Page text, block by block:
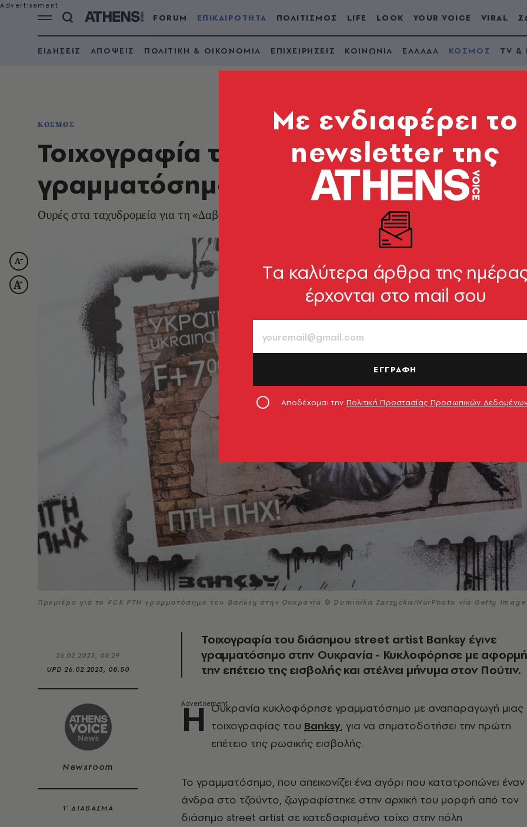
FORUM ΕΠΙΚΑΙΡΟΤΗΤΑ ΠΟΛΙΤΙΣΜΟΣ LIFE LOOK YOUR VOICE VIRAL
ΕΙΔΗΣΕΙΣ ΑΠΟΨΕΙΣ ΠΟΛΙΤΙΚΗ & ΟΙΚΟΝΟΜΙΑ ΕΠΙΧΕΙΡΗΣΕΙΣ ΚΟΙΝΩΝΙΑ ΕΛΛΑΔΑ ΚΟΣΜΟΣ TV &
ΚΟΣΜΟΣ
Τοιχογραφία του Banksy έγινε
γραμματόσημο στην Ουκρανία
Ουρές στα ταχυδρομεία για τη «Δαβίδ εναντίον Γολιάθ» επετειακή κυκλοφορία
Πρεμιέρα για το FCK PTN γραμματόσημο του Banksy στην Ουκρανία © Dominika Zarzycka/NurPhoto via Getty
26.02.2023, 08:29
UPD26.02.2023, 08:50
Newsroom
1’ ΔΙΑΒΑΣΜΑ
Τοιχογραφία του διάσημου street artist Banksy έγινε
γραμματόσημο στην Ουκρανία - Κυκλοφόρησε με
την επέτειο της εισβολής και στέλνει μήνυμα στον Πούτιν.
Η Ουκρανία κυκλοφόρησε γραμματόσημο με αναπαραγωγή μιας
τοιχογραφίας του Banksy, για να σηματοδοτήσει την πρώτη
επέτειο της ρωσικής εισβολής.
Το γραμματόσημο, που απεικονίζει ένα αγόρι που κατατροπώνει έναν
άνδρα στο τζούντο, ζωγραφίστηκε στην αρχική του μορφή από τον
διάσημο street artist σε κατεδαφισμένο τοίχο στην πόλη
Mε ενδιαφέρει το
newsletter της
Tα καλύτερα άρθρα της
έρχονται στο mail σου
ΕΓΓΡΑΦΗ
Αποδέχομαι την Πολιτική Προστασίας Προσωπικών